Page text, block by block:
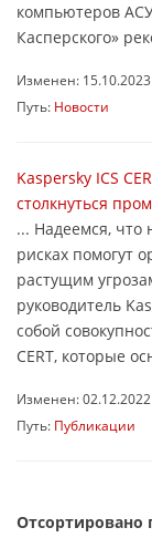
компьютеров
Касперского»
Изменен: 15.10.2023
Путь: Новости
Kaspersky ICS
столкнуться
... Надеемся, что
рисках помогут
растущим
руководитель
собой
CERT, которые
Изменен: 02.12.2022
Путь: Публикации
Отсортировано